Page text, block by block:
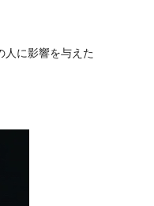
人に影響を与えた